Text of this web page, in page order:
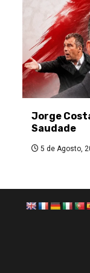
Jorge
Saudade
5 de Agosto,